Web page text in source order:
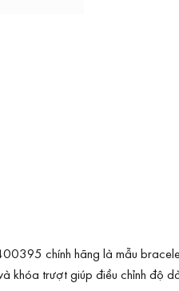
chính hãng là mẫu
khóa trượt giúp điều chỉnh độ